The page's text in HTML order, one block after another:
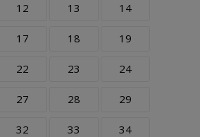
12 13 14
17 18 19
22 23 24
27 28 29
32 33 34